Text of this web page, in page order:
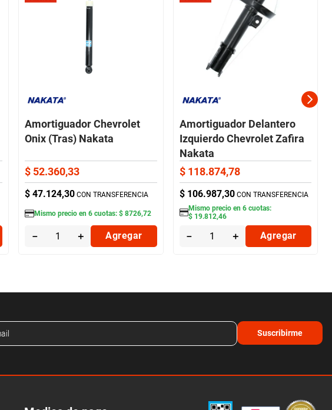
Amortiguador Chevrolet
Onix (Tras) Nakata
$ 52.360,33
$ 47.124,30 CON TRANSFERENCIA
Mismo precio en6 cuotas:$ 8726,72
＋
－ Agregar
Amortiguador Delantero
Izquierdo Chevrolet Zafira
Nakata
$ 118.874,78
$ 106.987,30 CON TRANSFERENCIA
Mismo precio en6 cuotas:
$ 19.812,46
＋
－ Agregar
Suscribirme